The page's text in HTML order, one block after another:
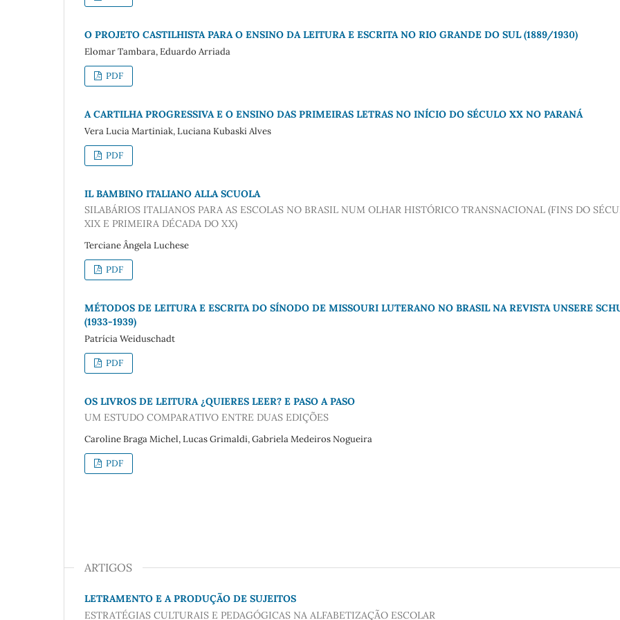
O PROJETO CASTILHISTA PARA O ENSINO DA LEITURA E ESCRITA NO RIO GRANDE DO SUL (1889/1930)
Elomar Tambara, Eduardo Arriada
PDF
A CARTILHA PROGRESSIVA E O ENSINO DAS PRIMEIRAS LETRAS NO INÍCIO DO SÉCULO XX NO PARANÁ
Vera Lucia Martiniak, Luciana Kubaski Alves
PDF
IL BAMBINO ITALIANO ALLA SCUOLA
SILABÁRIOS ITALIANOS PARA AS ESCOLAS NO BRASIL NUM OLHAR HISTÓRICO TRANSNACIONAL (FINS DO
XIX E PRIMEIRA DÉCADA DO XX)
Terciane Ângela Luchese
PDF
MÉTODOS DE LEITURA E ESCRITA DO SÍNODO DE MISSOURI LUTERANO NO BRASIL NA REVISTA UNSERE
(1933-1939)
Patrícia Weiduschadt
PDF
OS LIVROS DE LEITURA ¿QUIERES LEER? E PASO A PASO
UM ESTUDO COMPARATIVO ENTRE DUAS EDIÇÕES
Caroline Braga Michel, Lucas Grimaldi, Gabriela Medeiros Nogueira
PDF
ARTIGOS
LETRAMENTO E A PRODUÇÃO DE SUJEITOS
ESTRATÉGIAS CULTURAIS E PEDAGÓGICAS NA ALFABETIZAÇÃO ESCOLAR